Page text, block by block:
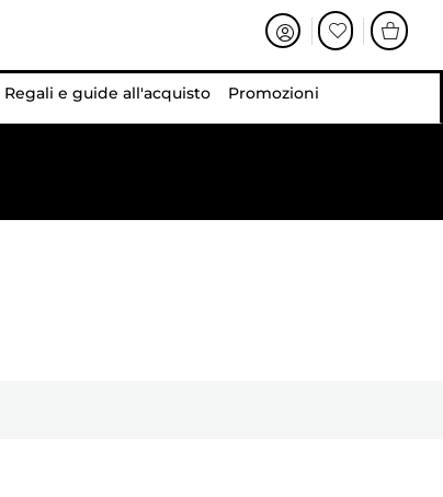
Regali e guide all'acquisto Promozioni